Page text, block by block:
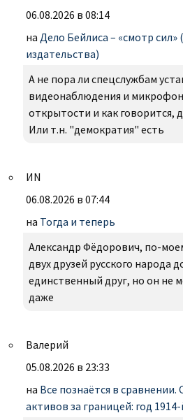
06.08.2026 в 08:14
на Дело Бейлиса – «смотр сил»
издательства)
А не пора ли спецслужбам
видеонаблюдения и
открытости и как говорится,
Или т.н. "демократия" есть
ИN
06.08.2026 в 07:44
на Тогда и теперь
Александр Фëдорович, по-
двух друзей русского народа
единственный друг, но он не
даже
Валерий
05.08.2026 в 23:33
на Все познаётся в сравнении.
активов за границей: год